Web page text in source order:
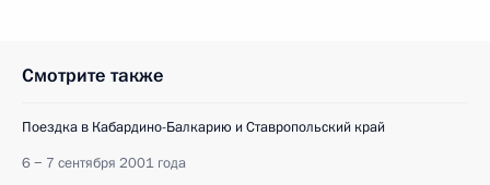
Смотрите также
Поездка в Кабардино-Балкарию и Ставропольский край
6 − 7 сентября 2001 года